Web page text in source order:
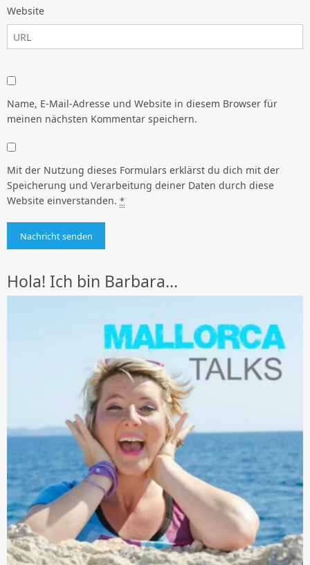
Website
Name, E-Mail-Adresse und Website in diesem Browser für
meinen nächsten Kommentar speichern.
Mit der Nutzung dieses Formulars erklärst du dich mit der
Speicherung und Verarbeitung deiner Daten durch diese
Website einverstanden. *
Hola! Ich bin Barbara…